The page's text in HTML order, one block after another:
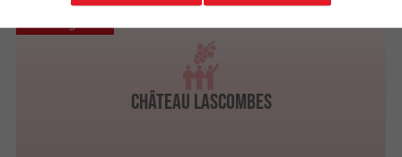
Château Lascombes